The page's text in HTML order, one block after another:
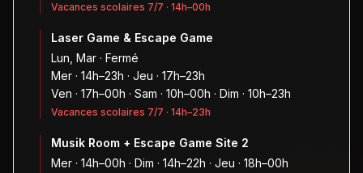
Vacances scolaires 7/7 · 14h–00h
Laser Game & Escape Game
Lun, Mar · Fermé
Mer · 14h–23h · Jeu · 17h–23h
Ven · 17h–00h · Sam · 10h–00h · Dim · 10h–23h
Vacances scolaires 7/7 · 14h–23h
Musik Room + Escape Game Site 2
Mer · 14h–00h · Dim · 14h–22h · Jeu · 18h–00h